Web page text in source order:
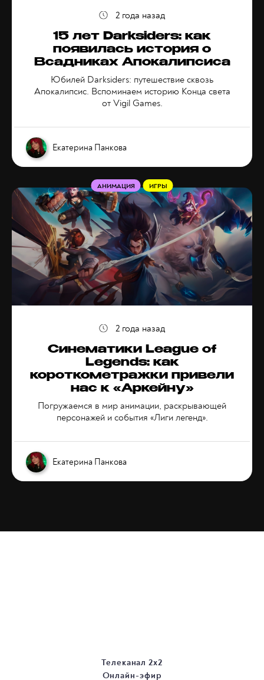
15 лет Darksiders: как
появилась история о
Всадниках Апокалипсиса
Юбилей Darksiders: путешествие сквозь
Апокалипсис. Вспоминаем историю Конца света
от Vigil Games.
Екатерина Панкова
2 года назад
Синематики League of
Legends: как
короткометражки привели
нас к «Аркейну»
Погружаемся в мир анимации, раскрывающей
персонажей и события «Лиги легенд».
АНИМАЦИЯ ИГРЫ
Екатерина Панкова
2 года назад
Телеканал 2х2
Онлайн-эфир